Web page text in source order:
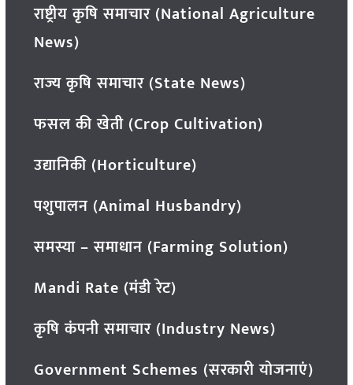
राष्ट्रीय कृषि समाचार (National Agriculture
News)
राज्य कृषि समाचार (State News)
फसल की खेती (Crop Cultivation)
उद्यानिकी (Horticulture)
पशुपालन (Animal Husbandry)
समस्या – समाधान (Farming Solution)
Mandi Rate (मंडी रेट)
कृषि कंपनी समाचार (Industry News)
Government Schemes (सरकारी योजनाएं)